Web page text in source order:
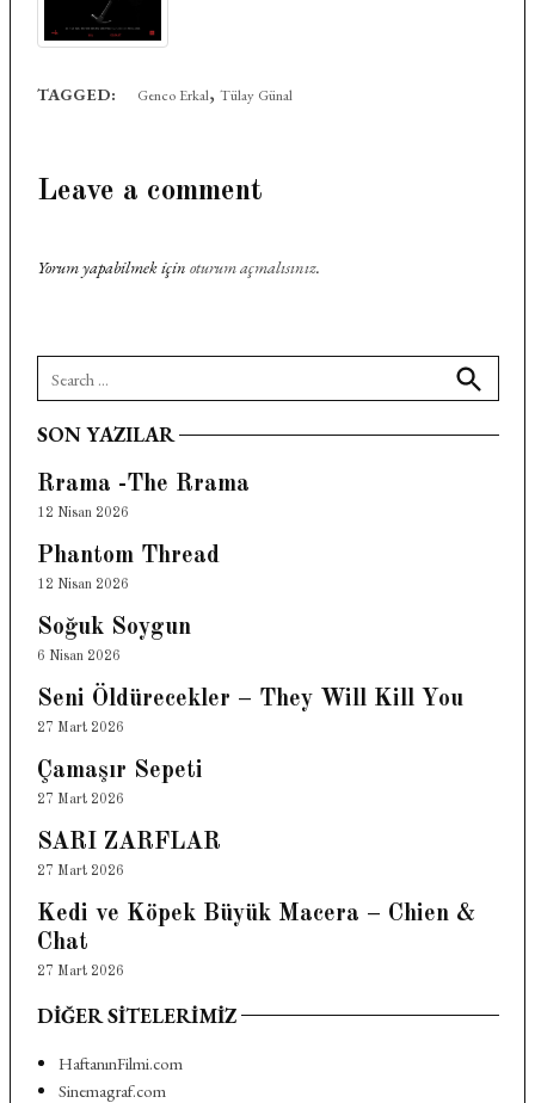
TAGGED: Genco Erkal, Tülay Günal
Leave a comment
Yorum yapabilmek için oturum açmalısınız.
for:
Search
SON YAZILAR
Rrama -The Rrama
12 Nisan 2026
Phantom Thread
12 Nisan 2026
Soğuk Soygun
6 Nisan 2026
Seni Öldürecekler – They Will Kill You
27 Mart 2026
Çamaşır Sepeti
27 Mart 2026
SARI ZARFLAR
27 Mart 2026
Kedi ve Köpek Büyük Macera – Chien &
Chat
27 Mart 2026
DIĞER SITELERIMIZ
HaftanınFilmi.com
Sinemagraf.com